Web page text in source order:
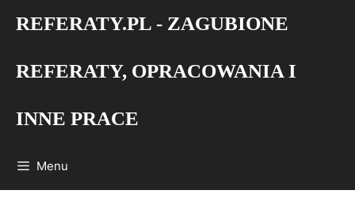
REFERATY.PL - ZAGUBIONE
REFERATY, OPRACOWANIA I
INNE PRACE
Menu